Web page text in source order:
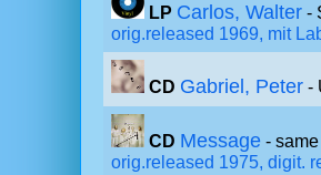
LP Carlos, Walter -
orig.released 1969, mit
CD Gabriel, Peter -
CD Message -
orig.released 1975, digit.